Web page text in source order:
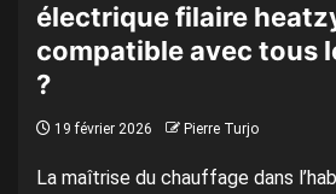
électrique filaire
compatible avec tous
?
19 février 2026 Pierre Turjo
La maîtrise du chauffage dans